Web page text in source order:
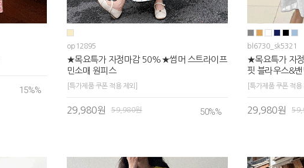
15%%
op12895
★목요특가 자정마감 50%★썸머 스트라이프
민소매 원피스
[특가제품 쿠폰 적용 제외]
29,980원 59,980원 50%%
bl6730_sk5321
★목요특가 자
핏 블라우스&
[특가제품 쿠폰 적용
29,980원